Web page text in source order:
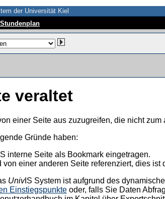
der Universität Kiel
veraltet
einer Seite aus zuzugreifen, die nicht zum
Gründe haben:
interne Seite als Bookmark eingetragen.
von einer anderen Seite referenziert, dies
UnivIS System ist aufgrund des
Einstiegspunkte oder, falls Sie Daten